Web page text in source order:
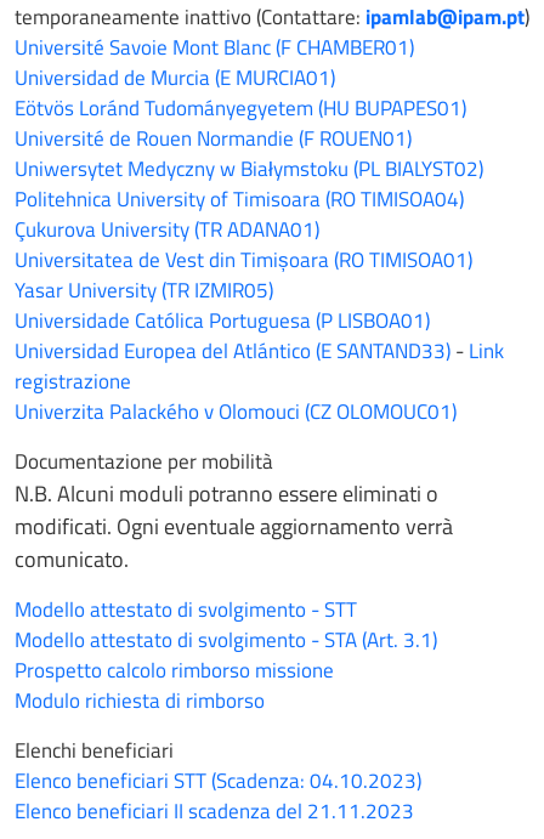
temporaneamente inattivo (Contattare: ipamlab@ipam.pt)
Université Savoie Mont Blanc (F CHAMBER01)
Universidad de Murcia (E MURCIA01)
Eötvös Loránd Tudományegyetem (HU BUPAPES01)
Université de Rouen Normandie (F ROUEN01)
Uniwersytet Medyczny w Białymstoku (PL BIALYST02)
Politehnica University of Timisoara (RO TIMISOA04)
Çukurova University (TR ADANA01)
Universitatea de Vest din Timișoara (RO TIMISOA01)
Yasar University (TR IZMIR05)
Universidade Católica Portuguesa (P LISBOA01)
Universidad Europea del Atlántico (E SANTAND33)-Link
registrazione
Univerzita Palackého v Olomouci (CZ OLOMOUC01)
Documentazione per mobilità
N.B. Alcuni moduli potranno essere eliminati o
modificati. Ogni eventuale aggiornamento verrà
comunicato.
Modello attestato di svolgimento - STT
Modello attestato di svolgimento - STA (Art. 3.1)
Prospetto calcolo rimborso missione
Modulo richiesta di rimborso
Elenchi beneficiari
Elenco beneficiari STT (Scadenza: 04.10.2023)
Elenco beneficiari II scadenza del 21.11.2023